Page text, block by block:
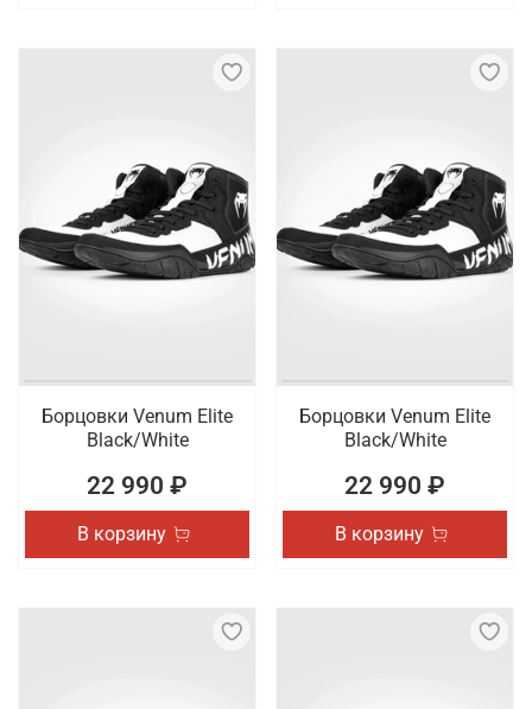
Борцовки Venum Elite
Black/White
22 990 ₽
В корзину
Борцовки Venum Elite
Black/White
22 990 ₽
В корзину